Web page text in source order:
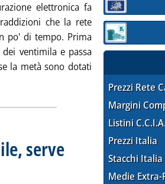
elettronica fa
che la rete
po' di tempo. Prima
ventimila e passa
la metà sono dotati
contraddizioni della rete carburanti '
serve
ci si occupi della tracciabilità termica”
Sezione:
Sezione:
Prezzi Rete
Margini
Listini
Prezzi Italia
Stacchi Italia
Medie Extra-